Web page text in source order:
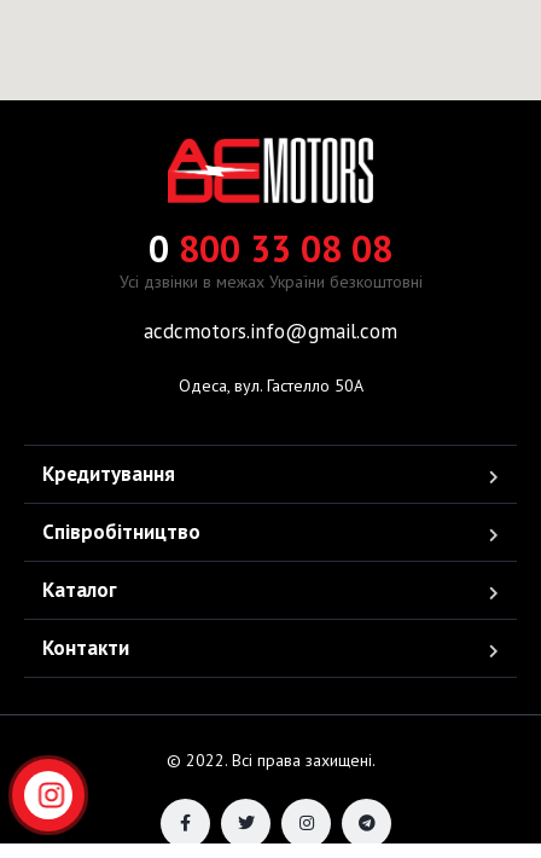
0 800 33 08 08
Усі дзвінки в межах України безкоштовні
acdcmotors.info@gmail.com
Одеса, вул. Гастелло 50А
Кредитування
Співробітництво
Каталог
Контакти
© 2022. Всі права захищені.